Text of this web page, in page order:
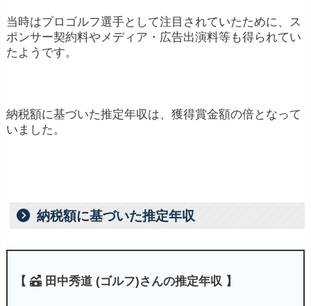
プロゴルフ選手の主な収入源
賞金額は異なりますが、メジャートーナメント
連の企業や他のブランドとスポンサー契約を結
カーやアパレルブランド、スポーツウェアメー
カーなどが含まれます。特定のブランドの服装
当時はプロゴルフ選手として注目されていたために、ス
ポンサー契約料やメディア・広告出演料等も得られてい
たようです。
納税額に基づいた推定年収は、獲得賞金額の倍となって
いました。
納税額に基づいた推定年収
【 田中秀道 (ゴルフ)さんの推定年収 】